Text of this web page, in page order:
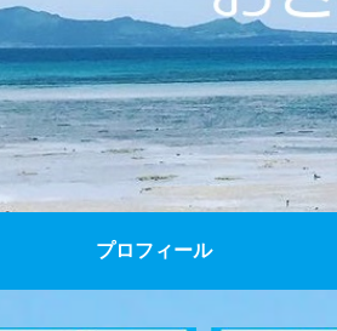
プロフィール